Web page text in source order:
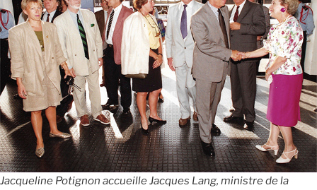
Jacqueline Potignon accueille Jacques Lang, ministre de la